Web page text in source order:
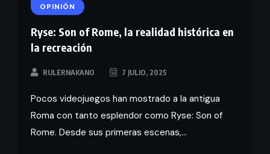
OPINIÓN
Ryse: Son of Rome, la realidad histórica en
la recreación
RULERNAKANO 7 JULIO, 2025
Pocos videojuegos han mostrado a la antigua
Roma con tanto esplendor como Ryse: Son of
Rome. Desde sus primeras escenas,...